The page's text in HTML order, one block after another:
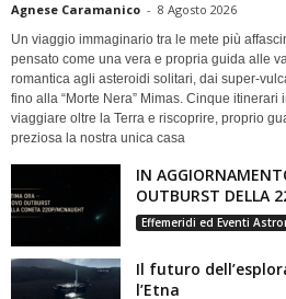
Agnese Caramanico - 8 Agosto 2026
Un viaggio immaginario tra le mete più
pensato come una vera e propria guida alle
romantica agli asteroidi solitari, dai super-
fino alla “Morte Nera” Mimas. Cinque
viaggiare oltre la Terra e riscoprire, proprio
preziosa la nostra unica casa
IN
OUTBURST DELLA
Effemeridi ed Eventi
Il futuro
l’Etna